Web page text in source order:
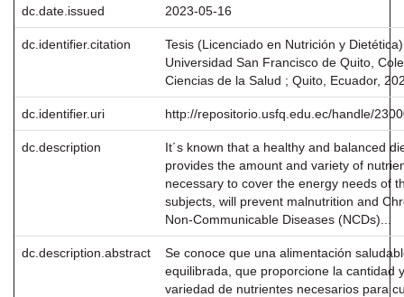
dc.date.issued 2023-05-16
dc.identifier.citation
Tesis (Licenciado en Nutrición y
Universidad San Francisco de Quito,
Ciencias de la Salud ; Quito, Ecuador,
dc.identifier.uri http://repositorio.usfq.edu.ec/handle/
dc.description
It´s known that a healthy and balanced
provides the amount and variety of
necessary to cover the energy needs of
subjects, will prevent malnutrition and
Non-Communicable Diseases (NCDs)...
dc.description.abstract
Se conoce que una alimentación
equilibrada, que proporcione la cantidad y
variedad de nutrientes necesarios para